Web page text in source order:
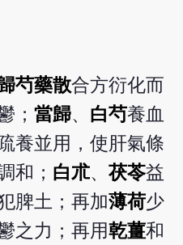
芍藥散合方衍化而
；當歸、 白芍養血
養並用，使肝氣條
和； 白朮、茯苓益
脾土；再加薄荷少
之力；再用乾薑和